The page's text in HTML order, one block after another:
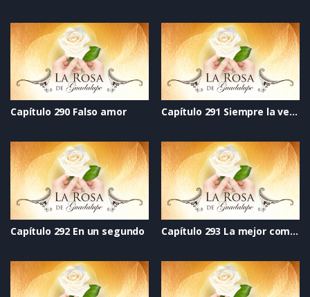
Capítulo 290 Falso amor Capítulo 291 Siempre la verdad
Capítulo 292 En un segundo Capítulo 293 La mejor compañía